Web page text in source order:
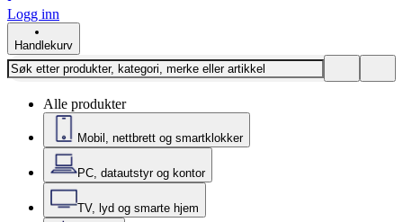
Logg inn
Handlekurv
Alle produkter
Mobil, nettbrett og smartklokker
PC, datautstyr og kontor
TV, lyd og smarte hjem